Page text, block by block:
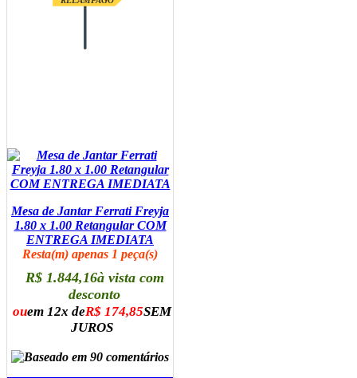
Mesa de Jantar Ferrati Freyja
1.80 x 1.00 Retangular COM
ENTREGA IMEDIATA
Resta(m) apenas 1 peça(s)
R$ 1.844,16à vista com
desconto
ouem 12x deR$ 174,85SEM
JUROS